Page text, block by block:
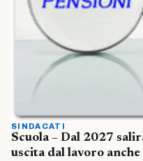
SINDACATI
Scuola – Dal 2027
uscita dal lavoro